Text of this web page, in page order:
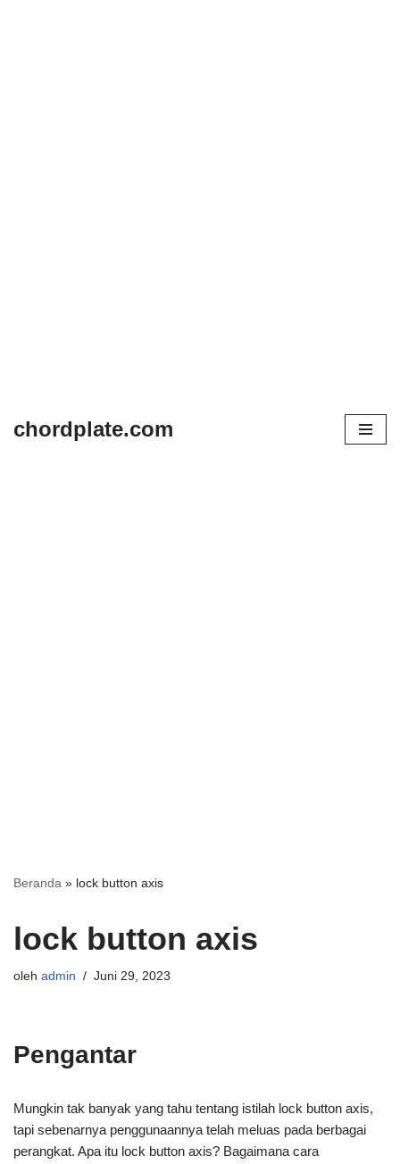
chordplate.com
Beranda » lock button axis
lock button axis
oleh admin Juni 29, 2023
Pengantar
Mungkin tak banyak yang tahu tentang istilah lock button axis,
tapi sebenarnya penggunaannya telah meluas pada berbagai
perangkat. Apa itu lock button axis? Bagaimana cara